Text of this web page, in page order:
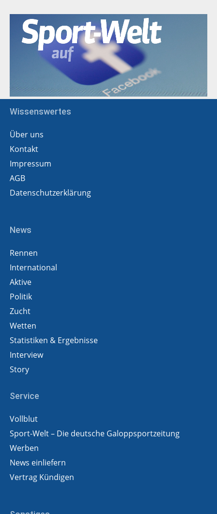
Wissenswertes
Über uns
Kontakt
Impressum
AGB
Datenschutzerklärung
News
Rennen
International
Aktive
Politik
Zucht
Wetten
Statistiken & Ergebnisse
Interview
Story
Service
Vollblut
Sport-Welt – Die deutsche Galoppsportzeitung
Werben
News einliefern
Vertrag Kündigen